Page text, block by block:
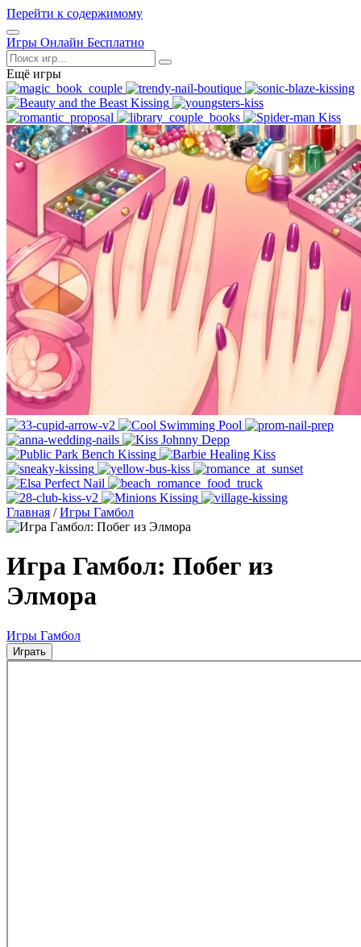
Перейти к содержимому
Открыть
меню
Игры Онлайн Бесплатно
Поиск
Ещё игры
Главная / Игры Гамбол
Игра Гамбол: Побег из
Элмора
Игры Гамбол
Играть